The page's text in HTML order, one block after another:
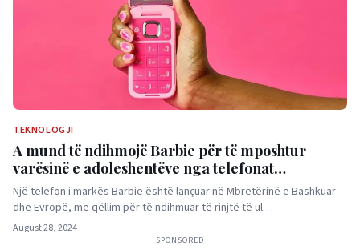
TEKNOLOGJI
A mund të ndihmojë Barbie për të mposhtur
varësinë e adoleshentëve nga telefonat
inteligjentë?
Një telefon i markës Barbie është lançuar në Mbretërinë e Bashkuar
dhe Evropë, me qëllim për të ndihmuar të rinjtë të ul…
August 28, 2024
SPONSORED